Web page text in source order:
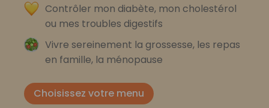
Contrôler mon diabète, mon cholestérol
ou mes troubles digestifs
Vivre sereinement la grossesse, les repas
en famille, la ménopause
Choisissez votre menu